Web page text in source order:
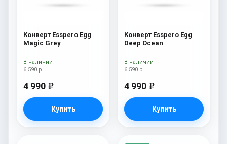
Конверт Esspero Egg
Magic Grey
6 590 р
4 990 e
Купить
В наличии
Конверт Esspero Egg
Deep Ocean
6 590 р
4 990 e
Купить
В наличии